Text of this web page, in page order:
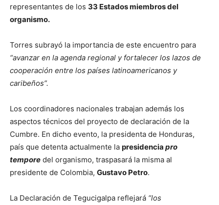
representantes de los 33 Estados miembros del
organismo.
Torres subrayó la importancia de este encuentro para
“avanzar en la agenda regional y fortalecer los lazos de
cooperación entre los países latinoamericanos y
caribeños”.
Los coordinadores nacionales trabajan además los
aspectos técnicos del proyecto de declaración de la
Cumbre. En dicho evento, la presidenta de Honduras,
país que detenta actualmente la presidencia pro
tempore del organismo, traspasará la misma al
presidente de Colombia, Gustavo Petro.
La Declaración de Tegucigalpa reflejará “los